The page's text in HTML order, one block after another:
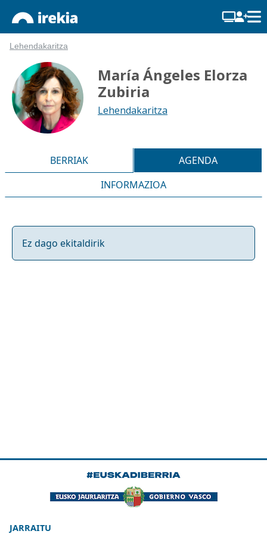
Lehendakaritza
María Ángeles Elorza
Zubiria
Lehendakaritza
BERRIAK
AGENDA
INFORMAZIOA
Ez dago ekitaldirik
JARRAITU